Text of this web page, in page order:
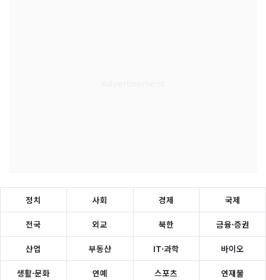
정치 사회 경제 국제
전국 외교 북한 금융·증권
산업 부동산 IT·과학 바이오
생활·문화 연예 스포츠 연재물